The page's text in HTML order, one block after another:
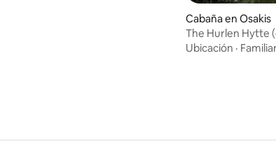
Cabaña en Osakis
The Hurlen Hytte
Ubicación ·